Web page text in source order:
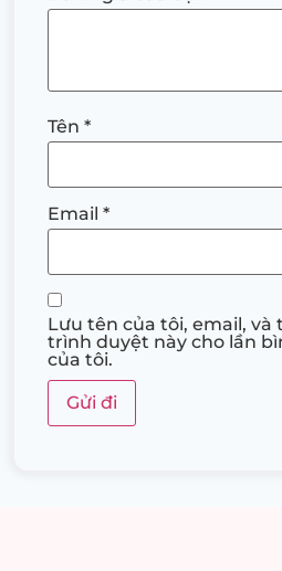
Tên *
Email *
Lưu tên của tôi, email,
trình duyệt này cho lần
của tôi.